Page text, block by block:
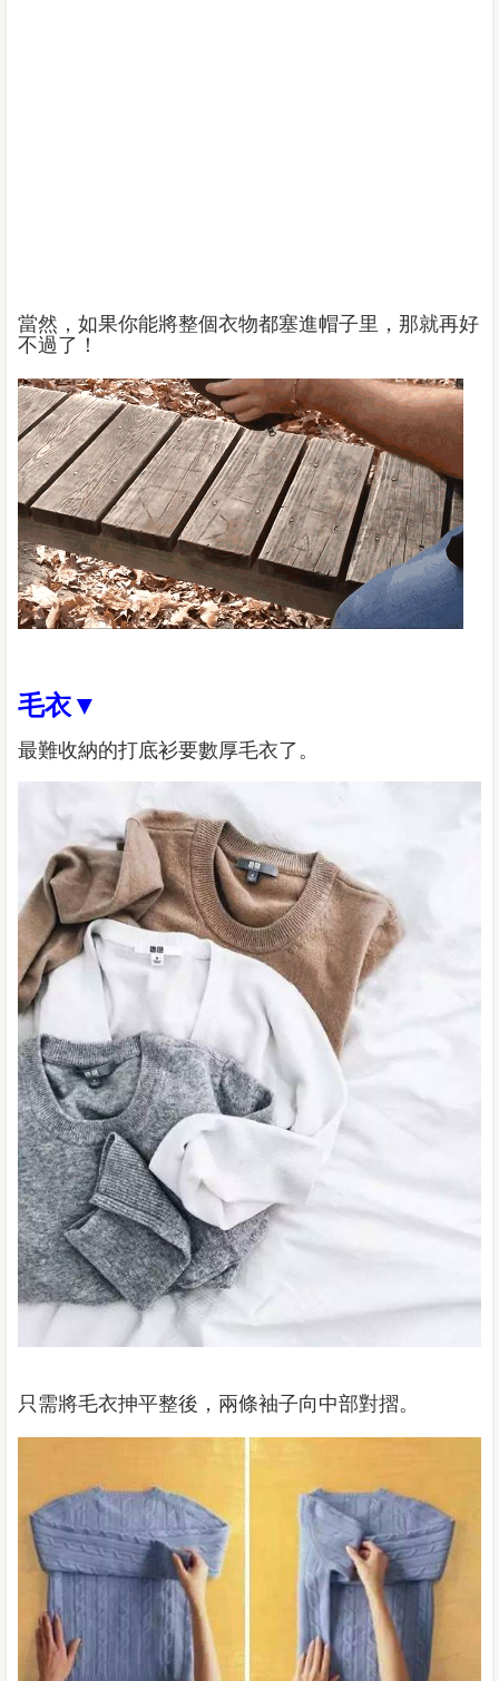
當然，如果你能將整個衣物都塞進帽子里，那就再好
不過了！
毛衣▼
最難收納的打底衫要數厚毛衣了。
只需將毛衣抻平整後，兩條袖子向中部對摺。